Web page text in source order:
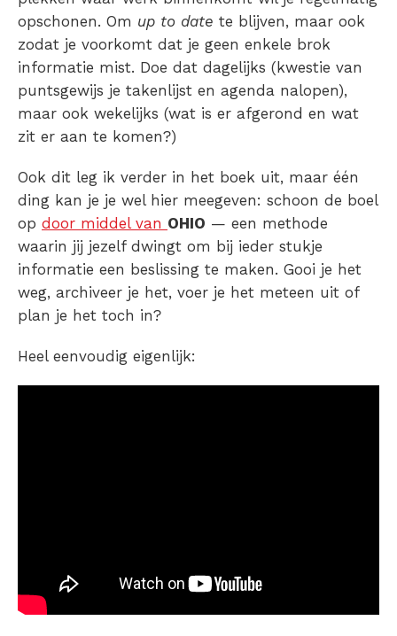
opschonen. Om up to date te blijven, maar ook
zodat je voorkomt dat je geen enkele brok
informatie mist. Doe dat dagelijks (kwestie van
puntsgewijs je takenlijst en agenda nalopen),
maar ook wekelijks (wat is er afgerond en wat
zit er aan te komen?)
Ook dit leg ik verder in het boek uit, maar één
ding kan je je wel hier meegeven: schoon de boel
op door middel van OHIO — een methode
waarin jij jezelf dwingt om bij ieder stukje
informatie een beslissing te maken. Gooi je het
weg, archiveer je het, voer je het meteen uit of
plan je het toch in?
Heel eenvoudig eigenlijk: